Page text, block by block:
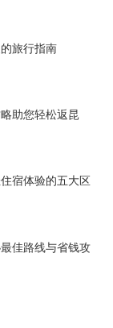
旅行指南
助您轻松返昆
宿体验的五大区
佳路线与省钱攻